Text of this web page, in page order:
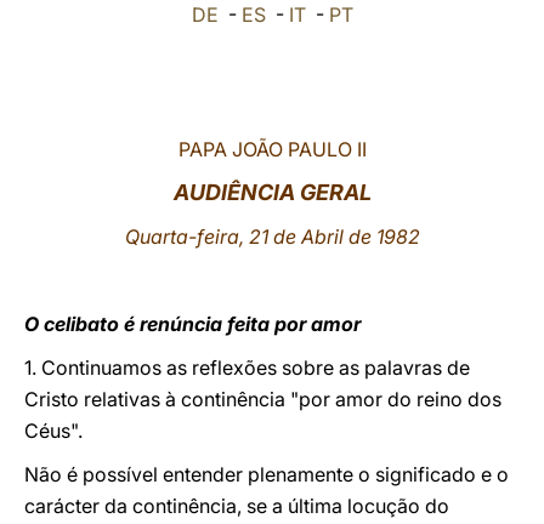
LATINE
DE - ES- IT- PT
PAPA JOÃO PAULO II
AUDIÊNCIA GERAL
Quarta-feira, 21 de Abril de 1982
O celibato é renúncia feita por amor
1. Continuamos as reflexões sobre as palavras de
Cristo relativas à continência "por amor do reino dos
Céus".
Não é possível entender plenamente o significado e o
carácter da continência, se a última locução do